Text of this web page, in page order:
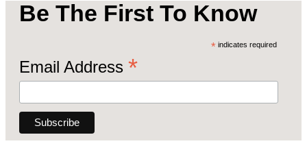
Be The First To Know
* indicates required
Email Address *